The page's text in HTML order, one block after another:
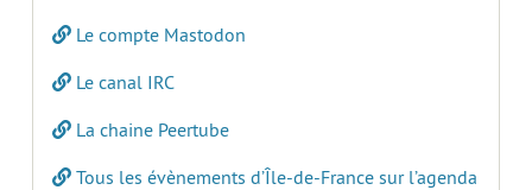
Le compte Mastodon
Le canal IRC
La chaine Peertube
Tous les évènements d’Île-de-France sur l’agenda